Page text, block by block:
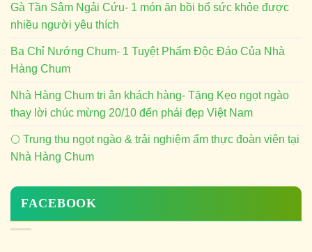
Gà Tần Sâm Ngải Cứu- 1 món ăn bồi bổ sức khỏe được
nhiều người yêu thích
Ba Chỉ Nướng Chum- 1 Tuyệt Phẩm Độc Đáo Của Nhà
Hàng Chum
Nhà Hàng Chum tri ân khách hàng- Tặng Kẹo ngọt ngào
thay lời chúc mừng 20/10 đến phái đẹp Việt Nam
🌕 Trung thu ngọt ngào & trải nghiệm ẩm thực đoàn viên tại
Nhà Hàng Chum
FACEBOOK